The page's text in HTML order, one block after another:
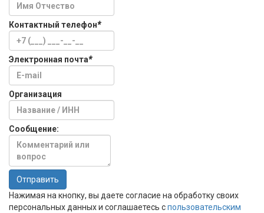
Контактный телефон*
Электронная почта*
Организация
Сообщение:
Отправить
Нажимая на кнопку, вы даете согласие на обработку своих
персональных данных и соглашаетесь спользовательским